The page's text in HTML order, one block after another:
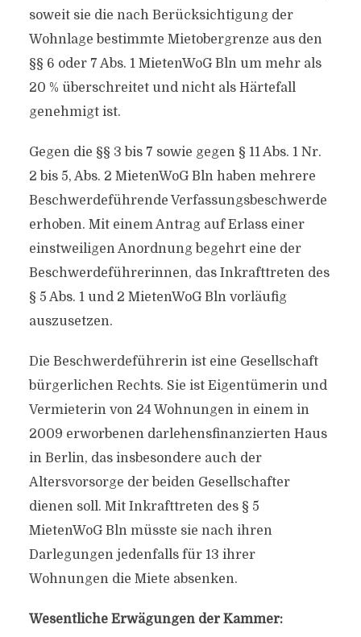
soweit sie die nach Berücksichtigung der
Wohnlage bestimmte Mietobergrenze aus den
§§ 6 oder 7 Abs. 1 MietenWoG Bln um mehr als
20 % überschreitet und nicht als Härtefall
genehmigt ist.
Gegen die §§ 3 bis 7 sowie gegen § 11 Abs. 1 Nr.
2 bis 5, Abs. 2 MietenWoG Bln haben mehrere
Beschwerdeführende Verfassungsbeschwerde
erhoben. Mit einem Antrag auf Erlass einer
einstweiligen Anordnung begehrt eine der
Beschwerdeführerinnen, das Inkrafttreten des
§ 5 Abs. 1 und 2 MietenWoG Bln vorläufig
auszusetzen.
Die Beschwerdeführerin ist eine Gesellschaft
bürgerlichen Rechts. Sie ist Eigentümerin und
Vermieterin von 24 Wohnungen in einem in
2009 erworbenen darlehensfinanzierten Haus
in Berlin, das insbesondere auch der
Altersvorsorge der beiden Gesellschafter
dienen soll. Mit Inkrafttreten des § 5
MietenWoG Bln müsste sie nach ihren
Darlegungen jedenfalls für 13 ihrer
Wohnungen die Miete absenken.
Wesentliche Erwägungen der Kammer: